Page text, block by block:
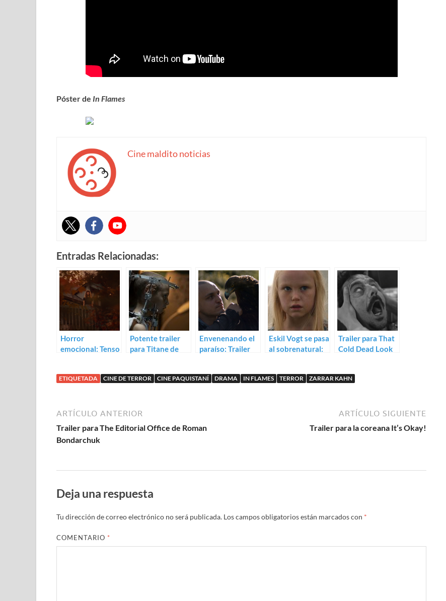
Póster de In Flames
Cine maldito noticias
Entradas Relacionadas:
Horror
emocional: Tenso
Potente trailer
para Titane de
Envenenando el
paraíso: Trailer
Eskil Vogt se pasa
al sobrenatural:
Trailer para That
Cold Dead Look
ETIQUETADA CINE DE TERROR CINE PAQUISTANÍ DRAMA IN FLAMES TERROR ZARRAR KAHN
ARTÍCULO ANTERIOR
Trailer para The Editorial Office de Roman
Bondarchuk
ARTÍCULO SIGUIENTE
Trailer para la coreana It’s Okay!
Deja una respuesta
Tu dirección de correo electrónico no será publicada. Los campos obligatorios están marcados con *
COMENTARIO *